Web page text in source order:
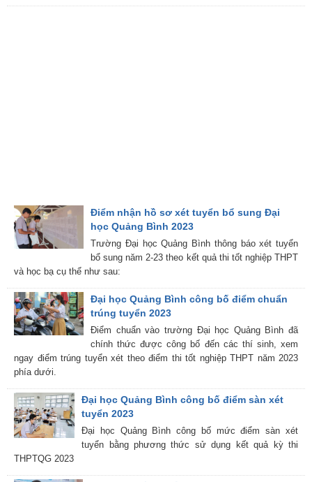
Điểm nhận hồ sơ xét tuyển bổ sung Đại
học Quảng Bình 2023
Trường Đại học Quảng Bình thông báo xét tuyển
bổ sung năm 2-23 theo kết quả thi tốt nghiệp THPT
và học bạ cụ thể như sau:
Đại học Quảng Bình công bố điểm chuẩn
trúng tuyển 2023
Điểm chuẩn vào trường Đại học Quảng Bình đã
chính thức được công bố đến các thí sinh, xem
ngay điểm trúng tuyển xét theo điểm thi tốt nghiệp THPT năm 2023
phía dưới.
Đại học Quảng Bình công bố điểm sàn xét
tuyển 2023
Đại học Quảng Bình công bố mức điểm sàn xét
tuyển bằng phương thức sử dụng kết quả kỳ thi
THPTQG 2023